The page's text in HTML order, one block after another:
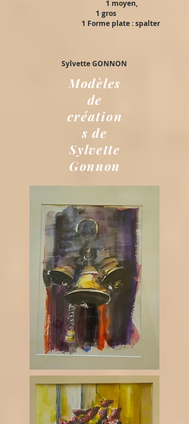
1 moyen,
1 gros
1 Forme plate : spalter
Sylvette GONNON
Modèles
de
création
s de
Sylvette
Gonnon